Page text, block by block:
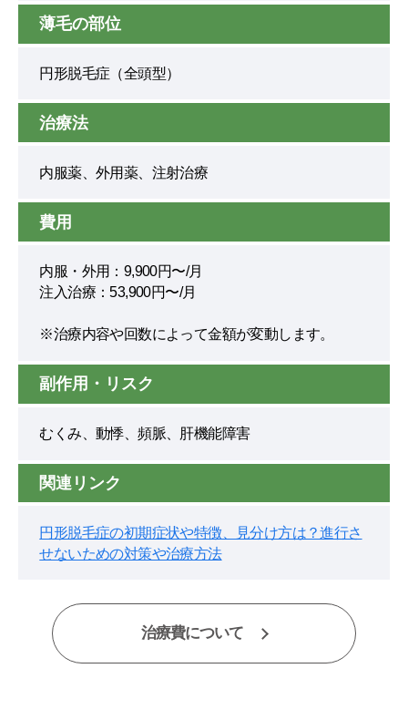
薄毛の部位
円形脱毛症（全頭型）
治療法
内服薬、外用薬、注射治療
費用
内服・外用：9,900円〜/月
注入治療：53,900円〜/月
※治療内容や回数によって金額が変動します。
副作用・リスク
むくみ、動悸、頻脈、肝機能障害
関連リンク
円形脱毛症の初期症状や特徴、見分け方は？進行さ
せないための対策や治療方法
治療費について